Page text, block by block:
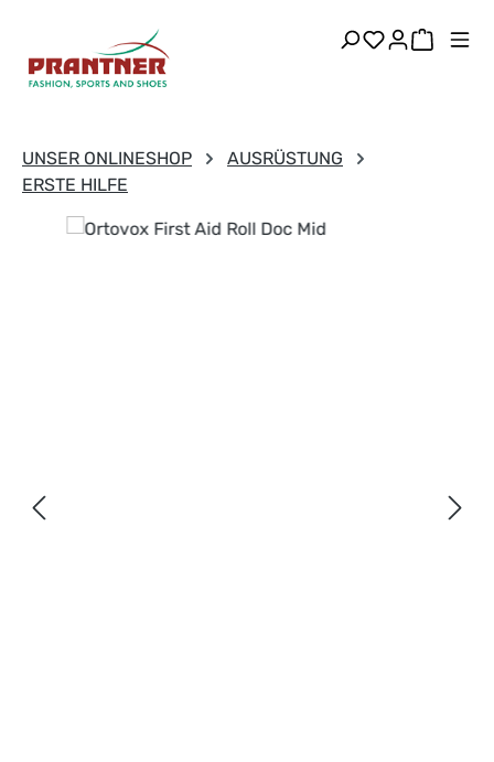
Zum Hauptinhalt springen
Du hast 0
UNSER ONLINESHOP
AUSRÜSTUNG
ERSTE HILFE
Bildergalerie überspringen